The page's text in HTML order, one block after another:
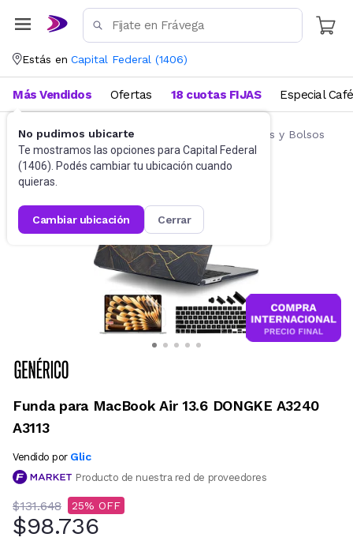
Estás en Capital Federal (1406)
No pudimos ubicarte
Te mostramos las opciones para Capital Federal
(1406). Podés cambiar tu ubicación cuando
quieras.
cambiar ubicación cerrar
Más Vendidos Ofertas 18 cuotas FIJAS Especial Café
Accesorios de Informática Fundas, Estuches y Bolsos
Funda para MacBook Air 13.6 DONGKE A3240
A3113
Vendido por Glic
Producto de nuestra red de proveedores
$131.648 25
$98.736